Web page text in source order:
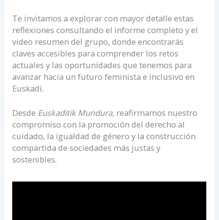
Te invitamos a explorar con mayor detalle estas
reflexiones consultando el informe completo y el
video resumen del grupo, donde encontrarás
claves accesibles para comprender los retos
actuales y las oportunidades que tenemos para
avanzar hacia un futuro feminista e inclusivo en
Euskadi.
Desde Euskaditik Mundura, reafirmamos nuestro
compromiso con la promoción del derecho al
cuidado, la igualdad de género y la construcción
compartida de sociedades más justas y
sostenibles.